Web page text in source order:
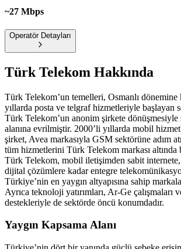
~27 Mbps
Operatör Detayları
Türk Telekom Hakkında
Türk Telekom’un temelleri, Osmanlı dönemine
yıllarda posta ve telgraf hizmetleriyle başlayan
Türk Telekom’un anonim şirkete
alanına evrilmiştir. 2000’li yıllarda mobil
şirket, Avea markasıyla GSM sektörüne adım
tüm hizmetlerini Türk Telekom markası
Türk Telekom, mobil iletişimden sabit
dijital çözümlere kadar entegre
Türkiye’nin en yaygın altyapısına sahip
Ayrıca teknoloji yatırımları, Ar-Ge çalışmaları
destekleriyle de sektörde öncü konumdadır.
Yaygın Kapsama Alanı